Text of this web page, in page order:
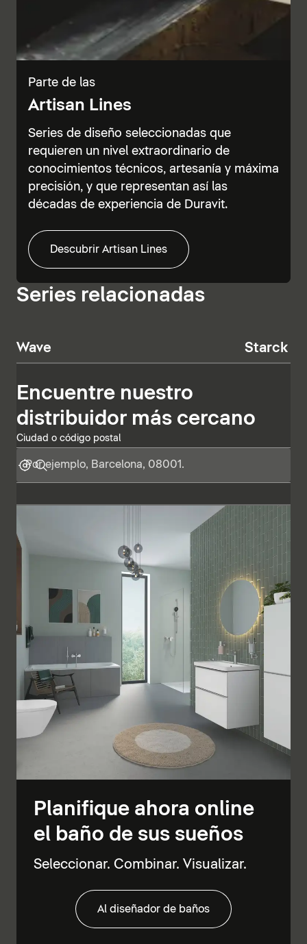
Parte de las
Artisan Lines
Series de diseño seleccionadas que
requieren un nivel extraordinario de
conocimientos técnicos, artesanía y máxima
precisión, y que representan así las
décadas de experiencia de Duravit.
Descubrir Artisan Lines
Series relacionadas
Wave Starck T
Encuentre nuestro
distribuidor más cercano
Ciudad o código postal
Planifique ahora online
el baño de sus sueños
Seleccionar. Combinar. Visualizar.
Al diseñador de baños